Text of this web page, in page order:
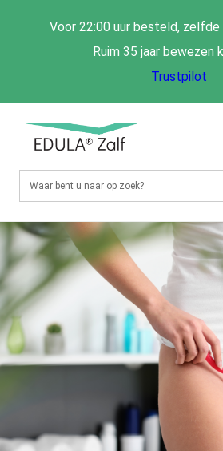
Voor 22:00 uur besteld, zelfde
Ruim 35 jaar bewezen
Trustpilot